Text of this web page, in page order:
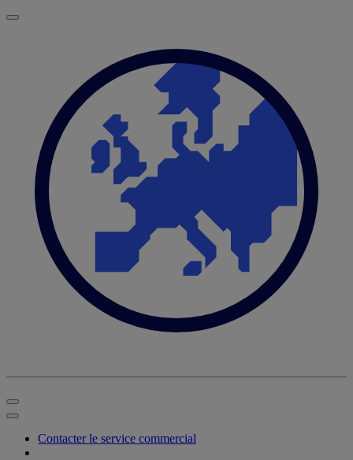
Contacter le service commercial